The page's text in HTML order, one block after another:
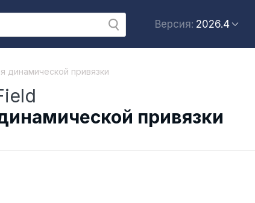
Версия: 2026.42026.6
2026.4
динамической привязки
привязки